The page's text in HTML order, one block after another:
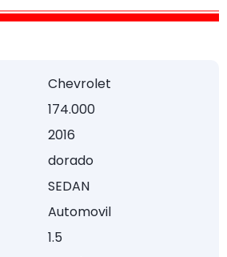
Chevrolet
174.000
2016
dorado
SEDAN
Automovil
1.5